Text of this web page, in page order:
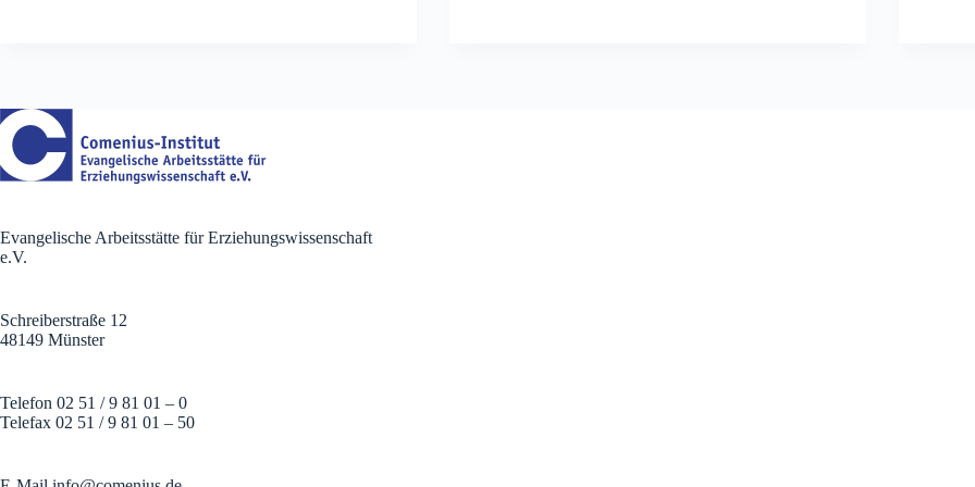
Evangelische Arbeitsstätte für Erziehungswissenschaft
e.V.
Schreiberstraße 12
48149 Münster
Telefon 02 51 / 9 81 01 – 0
Telefax 02 51 / 9 81 01 – 50